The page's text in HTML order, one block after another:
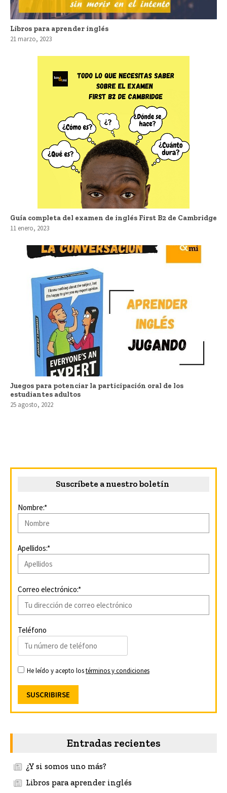
Libros para aprender inglés
21 marzo, 2023
Guía completa del examen de inglés First B2 de Cambridge
11 enero, 2023
Juegos para potenciar la participación oral de los
estudiantes adultos
25 agosto, 2022
Suscríbete a nuestro boletín
Nombre:*
Apellidos:*
Correo electrónico:*
Teléfono
He leído y acepto lostérminos y condiciones
Entradas recientes
¿Y si somos uno más?
Libros para aprender inglés